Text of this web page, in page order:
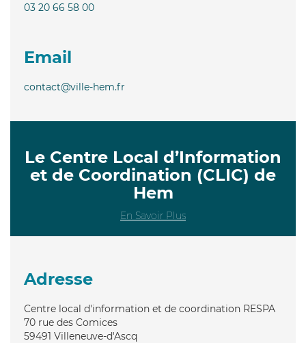
03 20 66 58 00
Email
contact@ville-hem.fr
Le Centre Local d’Information
et de Coordination (CLIC) de
Hem
En Savoir Plus
Adresse
Centre local d'information et de coordination RESPA
70 rue des Comices
59491 Villeneuve-d'Ascq